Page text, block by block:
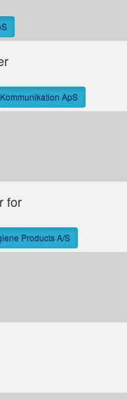
ApS
for
Products A/S